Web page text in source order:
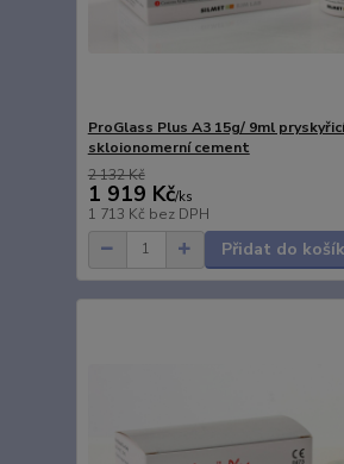
ProGlass Plus A3 15g/ 9ml
skloionomerní cement
2 132 Kč
1 919 Kč/ks
1 713 Kč bez DPH
Přidat do